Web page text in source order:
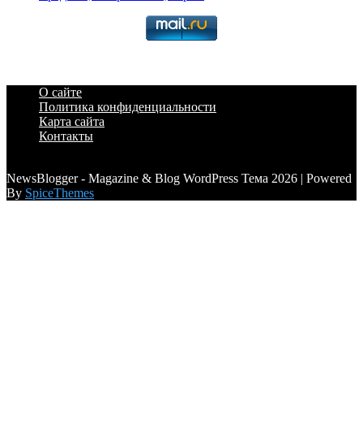
О сайте
Политика конфиденциальности
Карта сайта
Контакты
NewsBlogger - Magazine & Blog WordPress Тема 2026 | Powered
By SpiceThemes